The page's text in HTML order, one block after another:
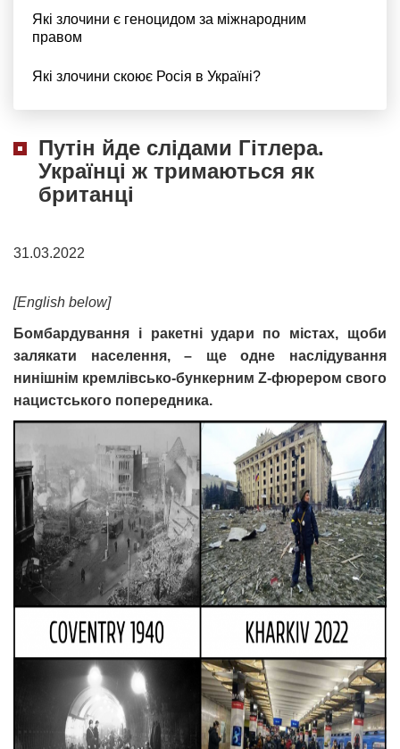
Які злочини є геноцидом за міжнародним
правом
Які злочини скоює Росія в Україні?
Путін йде слідами Гітлера.
Українці ж тримаються як
британці
31.03.2022
[English below]
Бомбардування і ракетні удари по містах, щоби
залякати населення, – ще одне наслідування
нинішнім кремлівсько-бункерним Z-фюрером свого
нацистського попередника.